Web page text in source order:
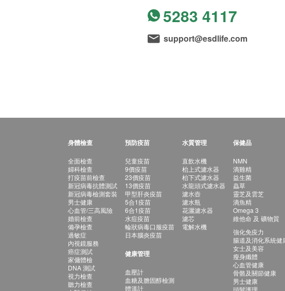
5283 4117
support@esdlife.com
身體檢查
全面檢查
婦科檢查
打疫苗前檢查
新冠病毒抗體測試
新冠病毒檢測套裝
男士健康
心血管/三高風險
婚前檢查
備孕檢查
過敏症
內視鏡服務
癌症測試
家傭體檢
DNA 測試
視力檢查
聽力檢查
預防疫苗
兒童疫苗
9價疫苗
23價疫苗
13價疫苗
甲型肝炎疫苗
5合1疫苗
6合1疫苗
水痘疫苗
輪狀病毒口服疫苗
日本腦炎疫苗
健康管理
血壓計
血糖及膽固醇檢測
體溫計
水質管理
直飲水機
枱上式濾水器
枱下式濾水器
水龍頭式濾水器
濾水壺
濾水瓶
花灑濾水器
濾芯
電解水機
保健品
NMN
滴雞精
益生菌
蟲草
靈芝及雲芝
滴魚精
Omega 3
維他命 及 礦物質
強化免疫力
腸道及消化系統健
女士及美容
瘦身纖體
心血管健康
骨骼及關節健康
男士健康
頭髮護理